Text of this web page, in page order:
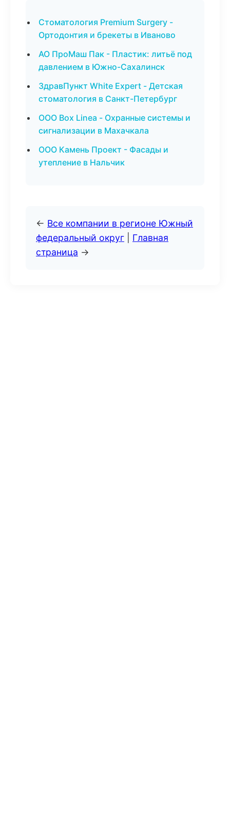
Стоматология Premium Surgery -
Ортодонтия и брекеты в Иваново
АО ПроМаш Пак - Пластик: литьё под
давлением в Южно-Сахалинск
ЗдравПункт White Expert - Детская
стоматология в Санкт-Петербург
ООО Box Linea - Охранные системы и
сигнализации в Махачкала
ООО Камень Проект - Фасады и
утепление в Нальчик
← Все компании в регионе Южный
федеральный округ
Главная
страница →